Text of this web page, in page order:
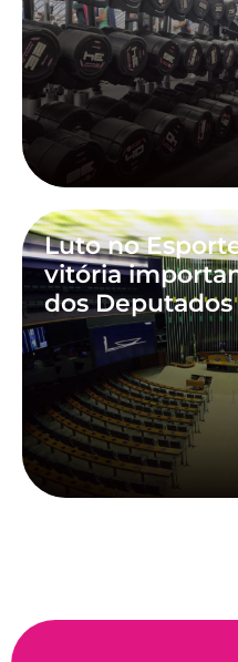
Luto no
vitória
dos Deputados